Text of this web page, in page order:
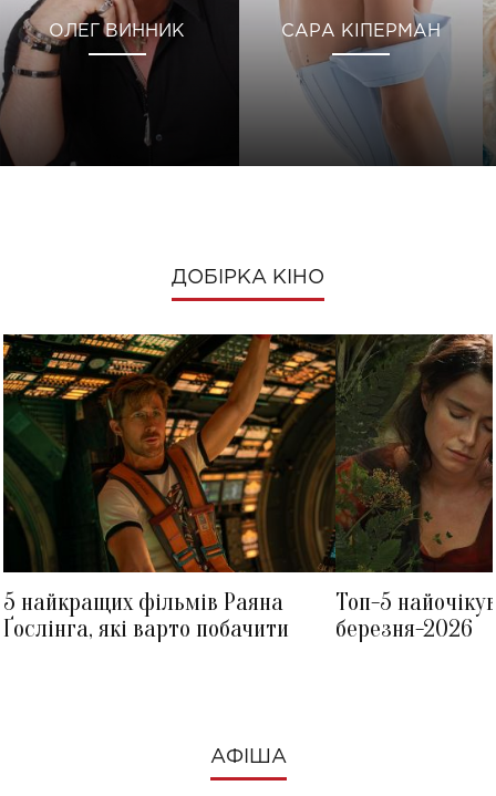
ОЛЕГ ВИННИК САРА КІПЕРМАН
ДОБІРКА КІНО
5 найкращих фільмів Раяна
Ґослінга, які варто побачити
Топ-5
березня-2026
АФІША